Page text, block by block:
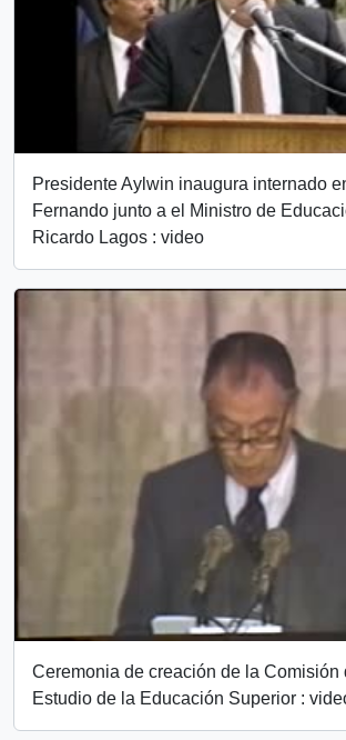
Presidente Aylwin inaugura internado
Fernando junto a el Ministro de
Ricardo Lagos : video
Ceremonia de creación de la Comisión
Estudio de la Educación Superior :